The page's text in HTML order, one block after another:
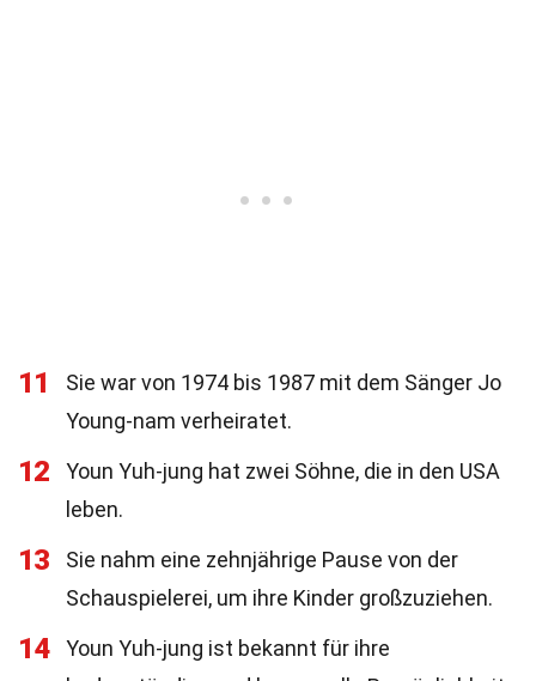
11
Sie war von 1974 bis 1987 mit dem Sänger Jo
Young-nam verheiratet.
12
Youn Yuh-jung hat zwei Söhne, die in den USA
leben.
13
Sie nahm eine zehnjährige Pause von der
Schauspielerei, um ihre Kinder großzuziehen.
14
Youn Yuh-jung ist bekannt für ihre